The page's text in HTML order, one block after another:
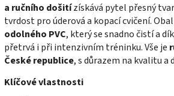
a ručního došitízískává pytel přesný
tvrdost pro úderová a kopací cvičení.
odolného PVC, který se snadno čistí a
přetrvá i při intenzivním tréninku. Vše je
České republice, s důrazem na kvalitu
Klíčové vlastnosti